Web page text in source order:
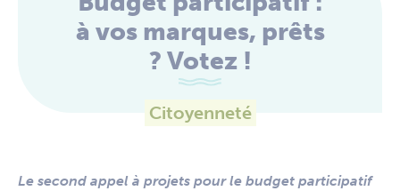
à vos marques, prêts
? Votez !
Citoyenneté
Le second appel à projets pour le budget participatif